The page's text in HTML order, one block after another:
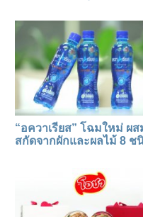
“อควาเรียส” โฉมใหม่ ผ
สกัดจากผักและผลไม้ 8 ช